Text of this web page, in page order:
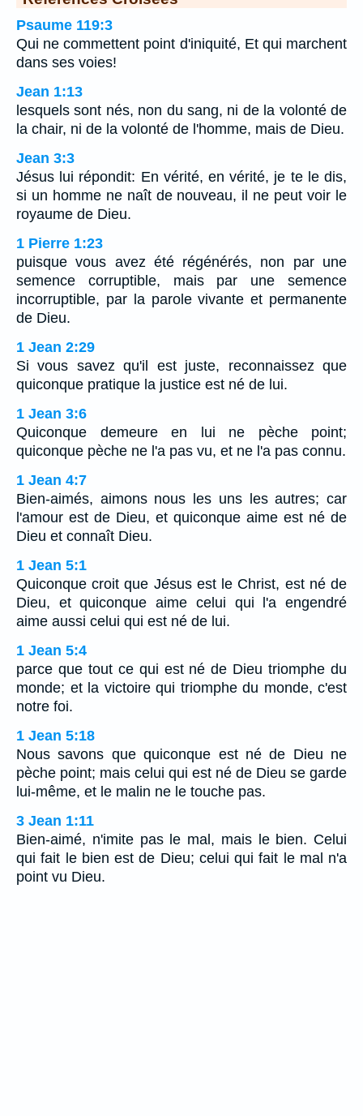
Psaume 119:3
Qui ne commettent point d'iniquité, Et qui marchent
dans ses voies!
Jean 1:13
lesquels sont nés, non du sang, ni de la volonté de
la chair, ni de la volonté de l'homme, mais de Dieu.
Jean 3:3
Jésus lui répondit: En vérité, en vérité, je te le dis,
si un homme ne naît de nouveau, il ne peut voir le
royaume de Dieu.
1 Pierre 1:23
puisque vous avez été régénérés, non par une
semence corruptible, mais par une semence
incorruptible, par la parole vivante et permanente
de Dieu.
1 Jean 2:29
Si vous savez qu'il est juste, reconnaissez que
quiconque pratique la justice est né de lui.
1 Jean 3:6
Quiconque demeure en lui ne pèche point;
quiconque pèche ne l'a pas vu, et ne l'a pas connu.
1 Jean 4:7
Bien-aimés, aimons nous les uns les autres; car
l'amour est de Dieu, et quiconque aime est né de
Dieu et connaît Dieu.
1 Jean 5:1
Quiconque croit que Jésus est le Christ, est né de
Dieu, et quiconque aime celui qui l'a engendré
aime aussi celui qui est né de lui.
1 Jean 5:4
parce que tout ce qui est né de Dieu triomphe du
monde; et la victoire qui triomphe du monde, c'est
notre foi.
1 Jean 5:18
Nous savons que quiconque est né de Dieu ne
pèche point; mais celui qui est né de Dieu se garde
lui-même, et le malin ne le touche pas.
3 Jean 1:11
Bien-aimé, n'imite pas le mal, mais le bien. Celui
qui fait le bien est de Dieu; celui qui fait le mal n'a
point vu Dieu.